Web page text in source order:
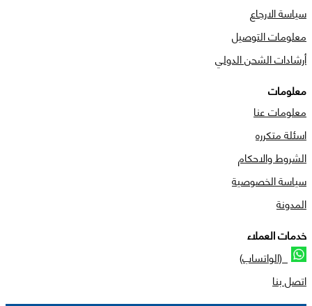
سياسة الارجاع
معلومات التوصيل
أرشادات الشحن الدولي
معلومات
معلومات عنا
اسئلة متكرره
الشروط والاحكام
سياسة الخصوصية
المدونة
خدمات العملاء
(الواتساب)
اتصل بنا